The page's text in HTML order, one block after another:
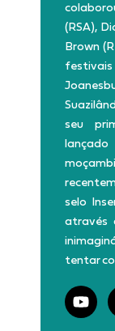
(RSA),
Brown
seu
selo
através
tentar
Y
o